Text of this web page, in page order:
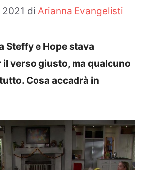
di Arianna Evangelisti
Steffy e Hope stava
il verso giusto, ma qualcuno
Cosa accadrà in